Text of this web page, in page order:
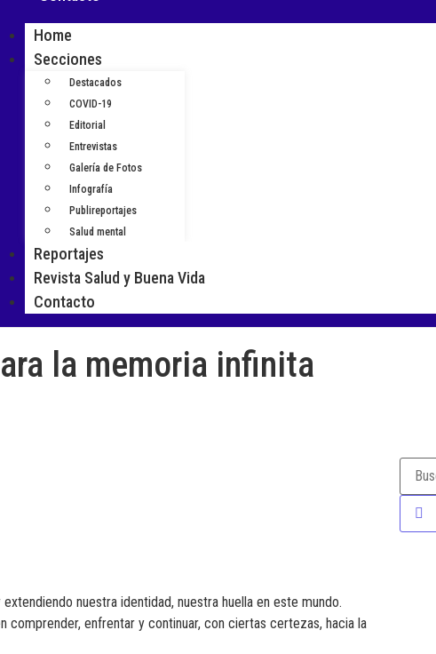
Home
Secciones
Destacados
COVID-19
Editorial
Entrevistas
Galería de Fotos
Infografía
Publireportajes
Salud mental
Reportajes
Revista Salud y Buena Vida
Contacto
la memoria infinita
nuestra identidad, nuestra huella en este mundo.
enfrentar y continuar, con ciertas certezas, hacia la